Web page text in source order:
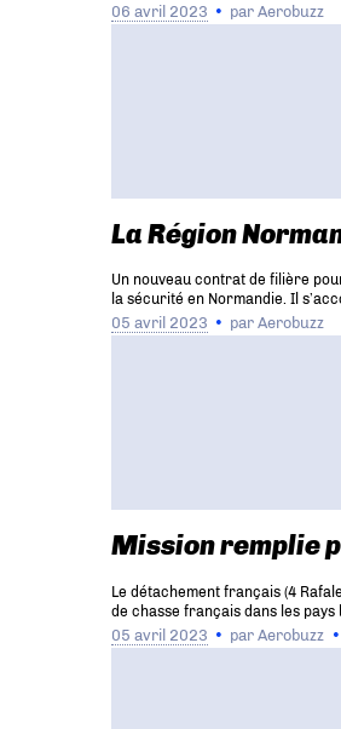
06 avril 2023 parAerobuzz
La Région
Un nouveau contrat de filière
la sécurité en Normandie. Il
05 avril 2023 parAerobuzz
Mission remplie
Le détachement français (4
de chasse français dans les pays
05 avril 2023 parAerobuzz